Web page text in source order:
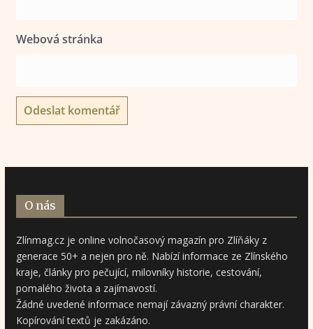
Webová stránka
O nás
Zlínmag.cz je online volnočasový magazín pro Zlíňáky z
generace 50+ a nejen pro ně. Nabízí informace ze Zlínského
kraje, články pro pečující, milovníky historie, cestování,
pomalého života a zajímavostí.
Žádné uvedené informace nemají závazný právní charakter.
Kopírování textů je zakázáno.